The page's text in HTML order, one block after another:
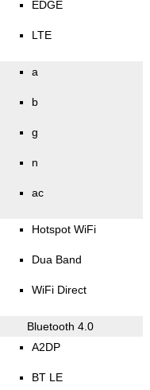
EDGE
LTE
a
b
g
n
ac
Hotspot WiFi
Dua Band
WiFi Direct
Bluetooth 4.0
A2DP
BT LE